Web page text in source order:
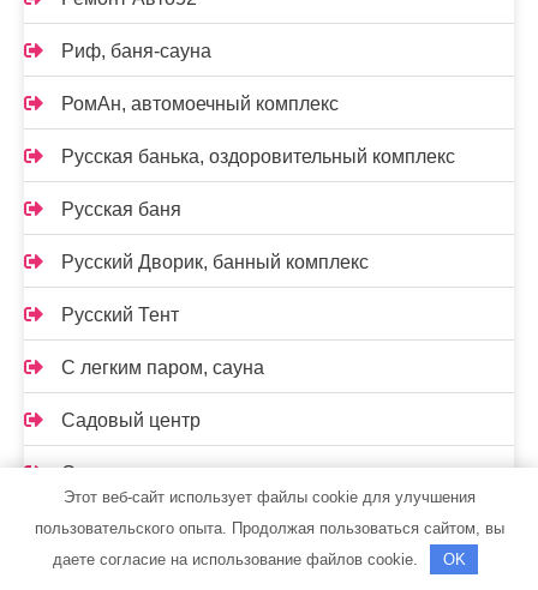
Риф, баня-сауна
РомАн, автомоечный комплекс
Русская банька, оздоровительный комплекс
Русская баня
Русский Дворик, банный комплекс
Русский Тент
С легким паром, сауна
Садовый центр
Самарская стекольная компания
Сауна на Сызранской
Этот веб-сайт использует файлы cookie для улучшения
пользовательского опыта. Продолжая пользоваться сайтом, вы
даете согласие на использование файлов cookie.
OK